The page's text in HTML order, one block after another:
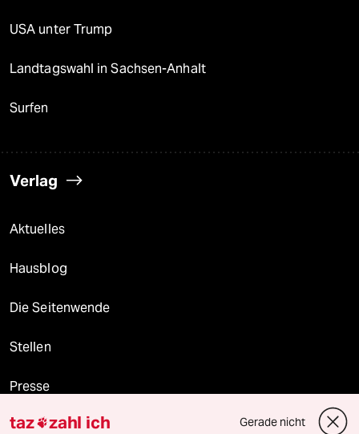
USA unter Trump
Landtagswahl in Sachsen-Anhalt
Surfen
Verlag
Aktuelles
Hausblog
Die Seitenwende
Stellen
Presse
taz zahl ich Gerade nicht